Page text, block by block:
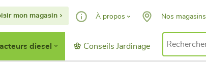
mon magasin À propos
Faisons connaissance
Nos magasins
diesel Conseils Jardinage Search for: